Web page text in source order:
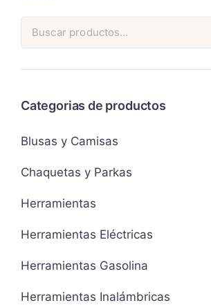
Categorias de productos
Blusas y Camisas
Chaquetas y Parkas
Herramientas
Herramientas Eléctricas
Herramientas Gasolina
Herramientas Inalámbricas